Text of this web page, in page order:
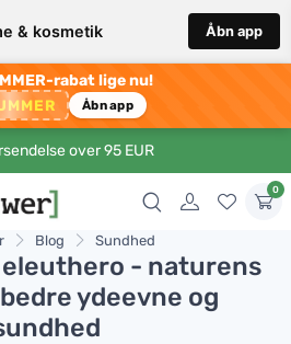
& kosmetik Åbn app
rabat lige nu!
Åbn app
over 95 EUR
0
Blog Sundhed
- naturens
ydeevne og